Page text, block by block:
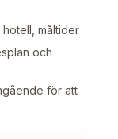
måltider
och
för att